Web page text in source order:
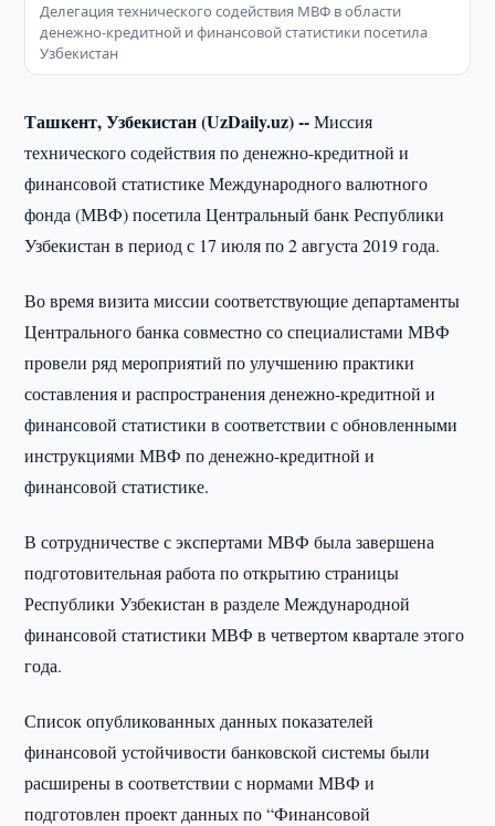
Делегация технического содействия МВФ в области
денежно-кредитной и финансовой статистики посетила
Узбекистан
Ташкент, Узбекистан (UzDaily.uz) --Миссия
технического содействия по денежно-кредитной и
финансовой статистике Международного валютного
фонда (МВФ) посетила Центральный банк Республики
Узбекистан в период с 17 июля по 2 августа 2019 года.
Во время визита миссии соответствующие департаменты
Центрального банка совместно со специалистами МВФ
провели ряд мероприятий по улучшению практики
составления и распространения денежно-кредитной и
финансовой статистики в соответствии с обновленными
инструкциями МВФ по денежно-кредитной и
финансовой статистике.
В сотрудничестве с экспертами МВФ была завершена
подготовительная работа по открытию страницы
Республики Узбекистан в разделе Международной
финансовой статистики МВФ в четвертом квартале этого
года.
Список опубликованных данных показателей
финансовой устойчивости банковской системы были
расширены в соответствии с нормами МВФ и
подготовлен проект данных по “Финансовой